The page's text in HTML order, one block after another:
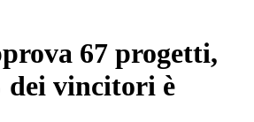
67 progetti,
dei vincitori è